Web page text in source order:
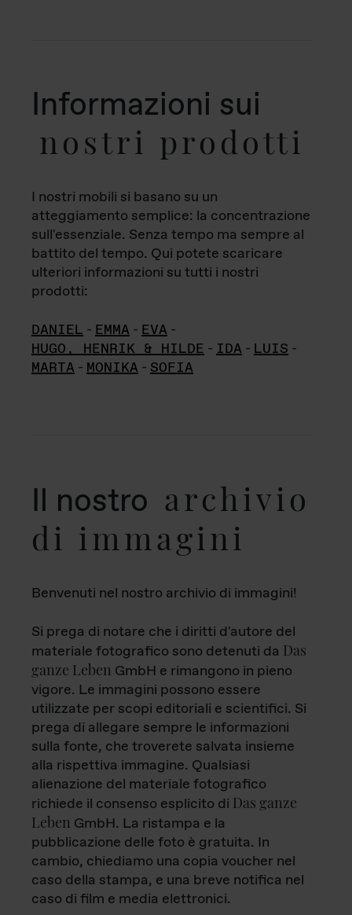
Informazioni sui
nostri prodotti
I nostri mobili si basano su un
atteggiamento semplice: la concentrazione
sull'essenziale. Senza tempo ma sempre al
battito del tempo. Qui potete scaricare
ulteriori informazioni su tutti i nostri
prodotti:
DANIEL - EMMA - EVA -
HUGO, HENRIK & HILDE - IDA - LUIS -
MARTA - MONIKA - SOFIA
Il nostro archivio
di immagini
Benvenuti nel nostro archivio di immagini!
Si prega di notare che i diritti d'autore del
materiale fotografico sono detenuti da Das
ganze Leben GmbH e rimangono in pieno
vigore. Le immagini possono essere
utilizzate per scopi editoriali e scientifici. Si
prega di allegare sempre le informazioni
sulla fonte, che troverete salvata insieme
alla rispettiva immagine. Qualsiasi
alienazione del materiale fotografico
richiede il consenso esplicito di Das ganze
Leben GmbH. La ristampa e la
pubblicazione delle foto è gratuita. In
cambio, chiediamo una copia voucher nel
caso della stampa, e una breve notifica nel
caso di film e media elettronici.